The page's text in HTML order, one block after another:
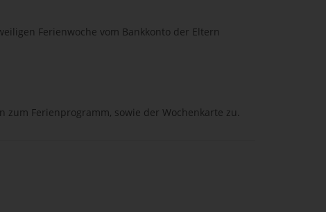
Ferienwoche vom Bankkonto der Eltern
Ferienprogramm, sowie der Wochenkarte zu.